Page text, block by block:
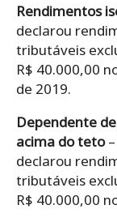
Rendimentos
declarou
tributáveis
R$ 40.000,00
de 2019.
Dependente
acima do teto–
declarou
tributáveis
R$ 40.000,00